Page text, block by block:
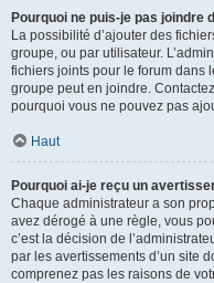
Pourquoi ne puis-je pas joindre
La possibilité d’ajouter des
groupe, ou par utilisateur.
fichiers joints pour le forum dans
groupe peut en joindre.
pourquoi vous ne pouvez pas
Haut
Pourquoi ai-je reçu un
Chaque administrateur a son
avez dérogé à une règle, vous
c’est la décision de
par les avertissements d’un site
comprenez pas les raisons de